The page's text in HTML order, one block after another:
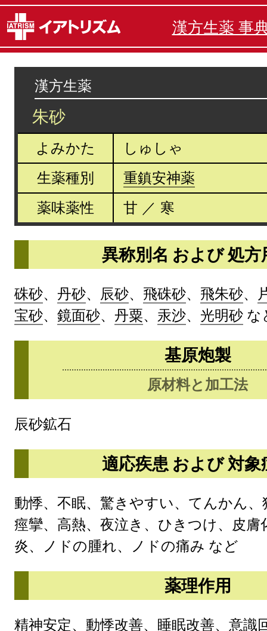
漢方生薬 事
漢方生薬
朱砂
よみかた
しゅしゃ
生薬種別
重鎮安神薬
薬味薬性
甘 ／ 寒
異称別名 および 処方
硃砂、 丹砂、 辰砂、 飛硃砂、 飛朱砂、
宝砂、 鏡面砂、 丹粟、 汞沙、 光明砂 な
基原炮製
原材料と加工法
辰砂鉱石
適応疾患 および 対象
動悸、不眠、驚きやすい、てんかん、
痙攣、高熱、夜泣き、ひきつけ、皮膚
炎、ノドの腫れ、ノドの痛み など
薬理作用
精神安定、動悸改善、睡眠改善、意識